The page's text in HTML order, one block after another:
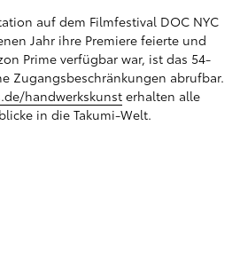
auf dem Filmfestival DOC NYC
Jahr ihre Premiere feierte und
Prime verfügbar war, ist das 54-
Zugangsbeschränkungen abrufbar.
handwerkskunst erhalten alle
in die Takumi-Welt.